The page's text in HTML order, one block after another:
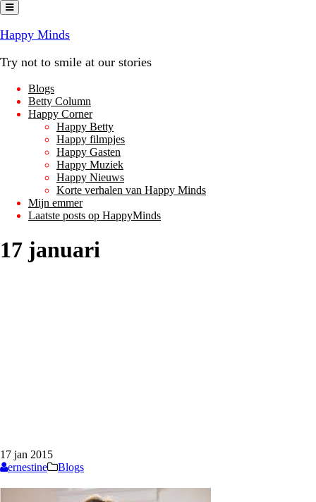
Ga
naar
de
inhoud
Happy Minds
Try not to smile at our stories
Blogs
Betty Column
Happy Corner
Happy Betty
Happy filmpjes
Happy Gasten
Happy Muziek
Happy Nieuws
Korte verhalen van Happy Minds
Mijn emmer
Laatste posts op HappyMinds
17 januari
17 jan 2015
ernestine
Blogs